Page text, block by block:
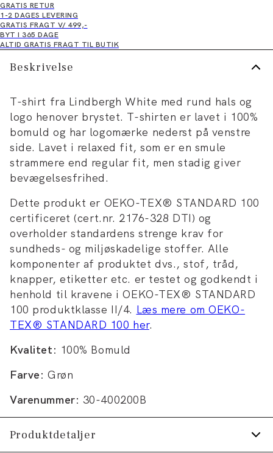
GRATIS RETUR
1-2 DAGES LEVERING
GRATIS FRAGT V/ 499,-
BYT I 365 DAGE
ALTID GRATIS FRAGT TIL BUTIK
Beskrivelse
T-shirt fra Lindbergh White med rund hals og
logo henover brystet. T-shirten er lavet i 100%
bomuld og har logomærke nederst på venstre
side. Lavet i relaxed fit, som er en smule
strammere end regular fit, men stadig giver
bevægelsesfrihed.
Dette produkt er OEKO-TEX® STANDARD 100
certificeret (cert.nr. 2176-328 DTI) og
overholder standardens strenge krav for
sundheds- og miljøskadelige stoffer. Alle
komponenter af produktet dvs., stof, tråd,
knapper, etiketter etc. er testet og godkendt i
henhold til kravene i OEKO-TEX® STANDARD
100 produktklasse II/4. Læs mere om OEKO-
TEX® STANDARD 100 her.
Kvalitet: 100% Bomuld
Farve: Grøn
Varenummer: 30-400200B
Produktdetaljer